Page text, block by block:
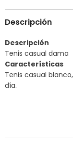
Descripción
Descripción
Tenis casual dama
Características
Tenis casual
día.